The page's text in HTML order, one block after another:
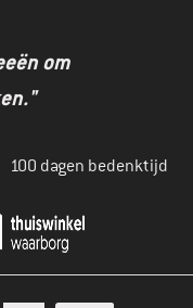
om
100 dagen bedenktijd